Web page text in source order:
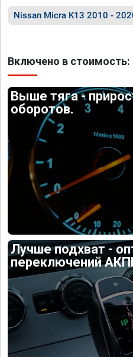
Nissan Micra K13 2010 -
Включено в стоимость:
Выше тяга -
оборотов.
Лучше подхват -
переключений